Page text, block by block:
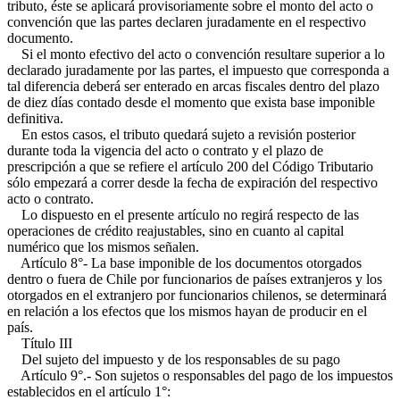
tributo, éste se aplicará provisoriamente sobre el monto del acto o
convención que las partes declaren juradamente en el respectivo
documento.
Si el monto efectivo del acto o convención resultare superior a lo
declarado juradamente por las partes, el impuesto que corresponda a
tal diferencia deberá ser enterado en arcas fiscales dentro del plazo
de diez días contado desde el momento que exista base imponible
definitiva.
En estos casos, el tributo quedará sujeto a revisión posterior
durante toda la vigencia del acto o contrato y el plazo de
prescripción a que se refiere el artículo 200 del Código Tributario
sólo empezará a correr desde la fecha de expiración del respectivo
acto o contrato.
Lo dispuesto en el presente artículo no regirá respecto de las
operaciones de crédito reajustables, sino en cuanto al capital
numérico que los mismos señalen.
Artículo 8°- La base imponible de los documentos otorgados
dentro o fuera de Chile por funcionarios de países extranjeros y los
otorgados en el extranjero por funcionarios chilenos, se determinará
en relación a los efectos que los mismos hayan de producir en el
país.
Título III
Del sujeto del impuesto y de los responsables de su pago
Artículo 9°.- Son sujetos o responsables del pago de los impuestos
establecidos en el artículo 1°: